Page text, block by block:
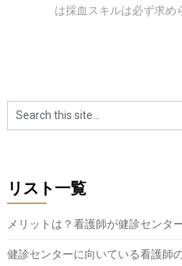
は採血スキルは必ず求め
リスト一覧
メリットは？看護師が健診センタ
健診センターに向いている看護師